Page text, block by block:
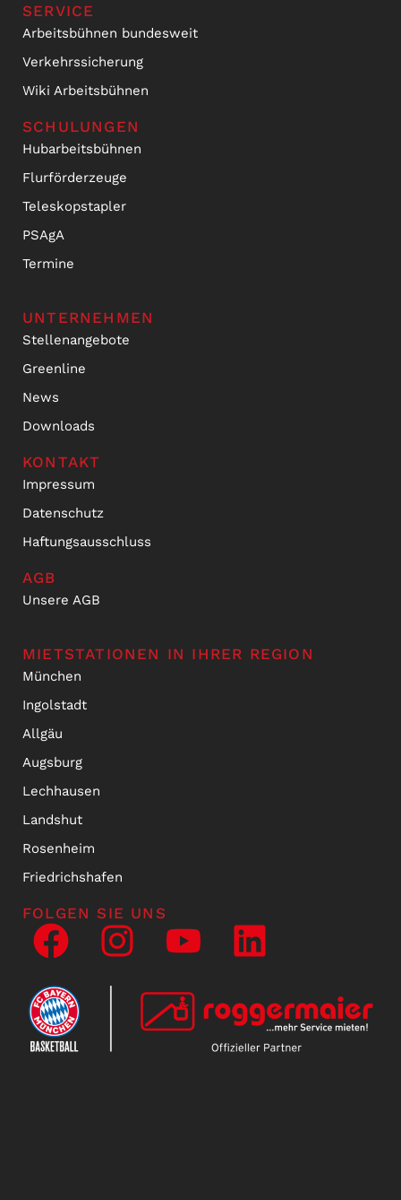
SERVICE
Arbeitsbühnen bundesweit
Verkehrssicherung
Wiki Arbeitsbühnen
SCHULUNGEN
Hubarbeitsbühnen
Flurförderzeuge
Teleskopstapler
PSAgA
Termine
UNTERNEHMEN
Stellenangebote
Greenline
News
Downloads
KONTAKT
Impressum
Datenschutz
Haftungsausschluss
AGB
Unsere AGB
MIETSTATIONEN IN IHRER REGION
München
Ingolstadt
Allgäu
Augsburg
Lechhausen
Landshut
Rosenheim
Friedrichshafen
FOLGEN SIE UNS